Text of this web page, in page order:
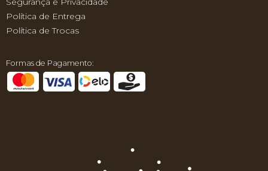
Política de Entrega
Política de Trocas
Formas de Pagamento: